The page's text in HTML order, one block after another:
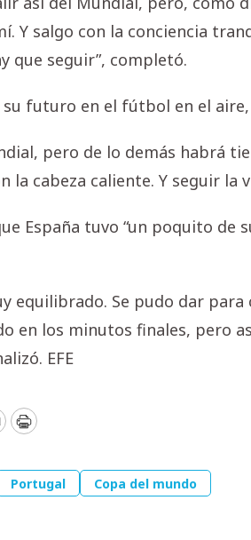
Y salgo con la conciencia
que seguir”, completó.
futuro en el fútbol en el
pero de lo demás habrá
la cabeza caliente. Y seguir la
España tuvo “un poquito de
equilibrado. Se pudo dar
en los minutos finales, pero
EFE
Print
Portugal Copa del mundo